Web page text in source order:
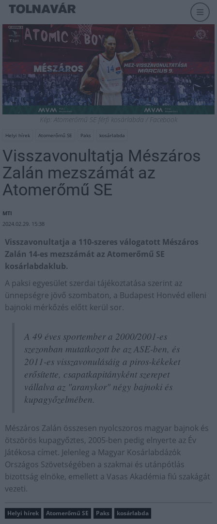
Kép: Atomerőmű SE férfi kosárlabda / Facebook
Helyi hírek Atomerőmű SE Paks kosárlabda
Visszavonultatja Mészáros
Zalán mezszámát az
Atomerőmű SE
MTI
2024.02.29. 15:38
Visszavonultatja a 110-szeres válogatott Mészáros
Zalán 14-es mezszámát az Atomerőmű SE
kosárlabdaklub.
A paksi egyesület szerdai tájékoztatása szerint az
ünnepségre jövő szombaton, a Budapest Honvéd elleni
bajnoki mérkőzés előtt kerül sor.
A 49 éves sportember a 2000/2001-es
szezonban mutatkozott be az ASE-ben, és
2011-es visszavonulásáig a piros-kékeket
erősítette, csapatkapitányként szerepet
vállalva az "aranykor" négy bajnoki és
kupagyőzelmében.
Mészáros Zalán összesen nyolcszoros magyar bajnok és
ötszörös kupagyőztes, 2005-ben pedig elnyerte az Év
Játékosa címet. Jelenleg a Magyar Kosárlabdázók
Országos Szövetségében a szakmai és utánpótlás
bizottság elnöke, emellett a Vasas Akadémia fiú szakágát
vezeti.
Helyi hírek Atomerőmű SE Paks kosárlabda